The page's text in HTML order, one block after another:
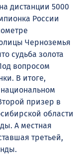
дистанции 5000
России
Черноземья
судьба золота
вопросом
В итоге,
призер в
области
А местная
третьей,